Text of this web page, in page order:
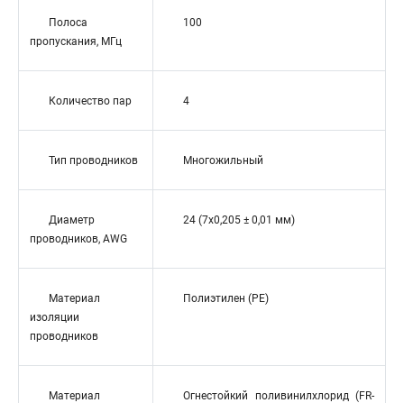
Полоса
пропускания, МГц
100
Количество пар 4
Тип проводников Многожильный
Диаметр
проводников, AWG
24 (7x0,205 ± 0,01 мм)
Материал
изоляции
проводников
Полиэтилен (PE)
Материал
Огнестойкий поливинилхлорид (FR-